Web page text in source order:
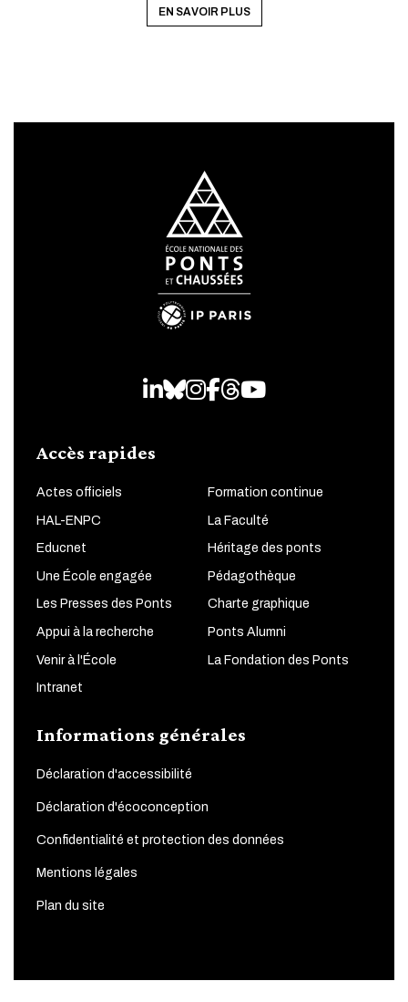
EN SAVOIR PLUS
LinkedIn
Bluesky
Instagram
Facebook
Threads
Youtube
Accès rapides
Actes officiels Formation continue
HAL-ENPC La Faculté
Educnet Héritage des ponts
Une École engagée Pédagothèque
Les Presses des Ponts Charte graphique
Appui à la recherche Ponts Alumni
Venir à l'École La Fondation des Ponts
Intranet
Informations générales
Déclaration d'accessibilité
Déclaration d'écoconception
Confidentialité et protection des données
Mentions légales
Plan du site